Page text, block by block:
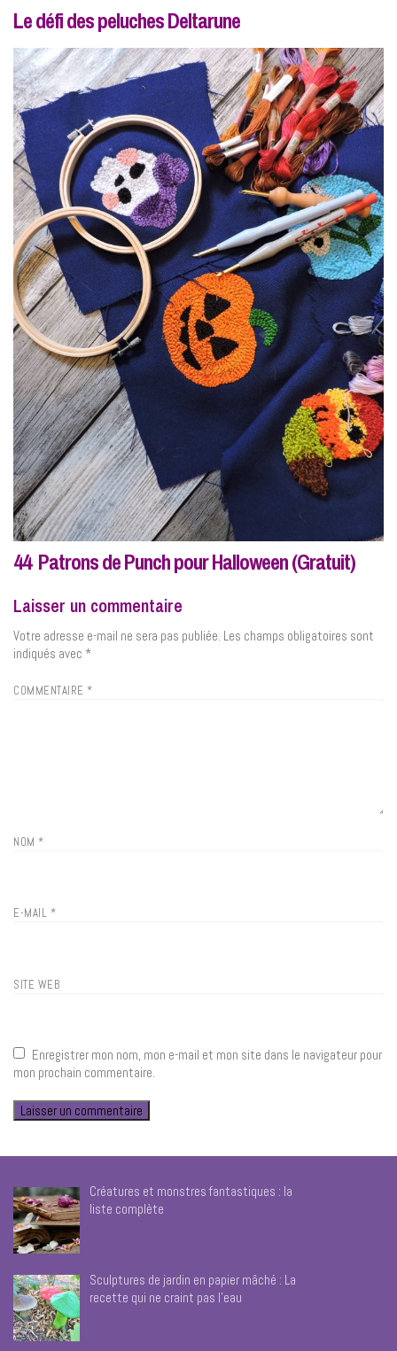
Le défi des peluches Deltarune
44 Patrons de Punch pour Halloween (Gratuit)
Laisser un commentaire
Votre adresse e-mail ne sera pas publiée. Les champs obligatoires sont
indiqués avec *
COMMENTAIRE *
NOM *
E-MAIL *
SITE WEB
Enregistrer mon nom, mon e-mail et mon site dans le navigateur pour
mon prochain commentaire.
Créatures et monstres fantastiques : la
liste complète
Sculptures de jardin en papier mâché : La
recette qui ne craint pas l’eau